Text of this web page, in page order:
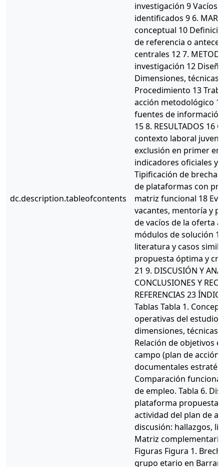
dc.description.tableofcontents
investigación 9 Vacíos
identificados 9 6.
conceptual 10
de referencia o
centrales 12 7.
investigación 12
Dimensiones, técnicas
Procedimiento 13
acción metodológico
fuentes de
15 8. RESULTADOS 16
contexto laboral
exclusión en primer
indicadores oficiales y
Tipificación de
de plataformas con
matriz funcional 18
vacantes, mentoría y
de vacíos de la oferta
módulos de solución
literatura y casos
propuesta óptima y
21 9. DISCUSIÓN Y
CONCLUSIONES Y
REFERENCIAS 23
Tablas Tabla 1.
operativas del estudio.
dimensiones, técnicas
Relación de objetivos
campo (plan de
documentales
Comparación
de empleo. Tabla 6.
plataforma propuesta.
actividad del plan de
discusión: hallazgos,
Matriz
Figuras Figura 1.
grupo etario en